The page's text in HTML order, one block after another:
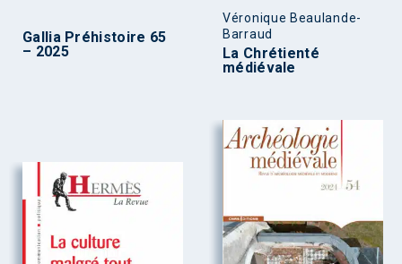
Gallia Préhistoire 65
– 2025
Véronique Beaulande-
Barraud
La Chrétienté
médiévale